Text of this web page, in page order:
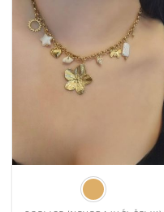
listu
želja